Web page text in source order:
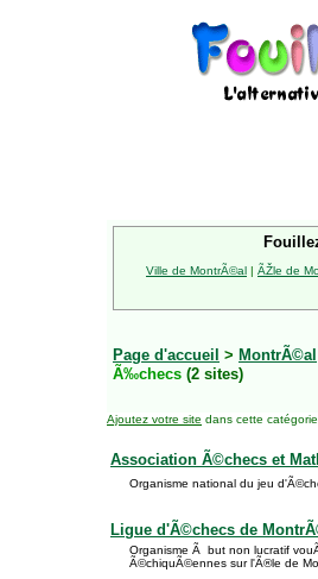
Ville de MontrÃ©al | ÃŽle de
Page d'accueil > MontrÃ©al
Ã‰checs (2 sites)
Ajoutez votre site dans cette catégorie
Association Ã©checs et
Organisme national du jeu
Ligue d'Ã©checs de
Organisme Ã but non lucratif
Ã©chiquÃ©ennes sur l'Ã®le de